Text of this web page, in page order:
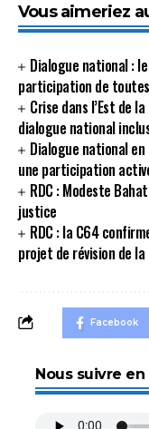
Vous aimeriez
Dialogue national :
participation de toutes
Crise dans l’Est de
dialogue national
Dialogue national en
une participation
RDC : Modeste
justice
RDC : la C64
projet de révision de
Facebook
Nous suivre